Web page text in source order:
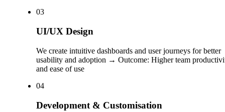
03
UI/UX Design
We create intuitive dashboards and user journeys for better
usability and adoption → Outcome: Higher team
and ease of use
04
Development & Customisation